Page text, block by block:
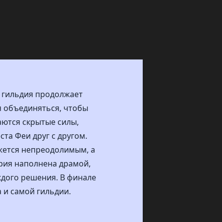
продолжает
объединяться, чтобы
скрытые силы,
Феи друг с другом.
непреодолимым, а
наполнена драмой,
решения. В финале
самой гильдии.